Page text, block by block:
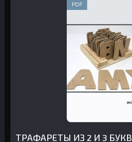
PDF
ТРАФАРЕТЫ ИЗ 2 И 3 БУКВ